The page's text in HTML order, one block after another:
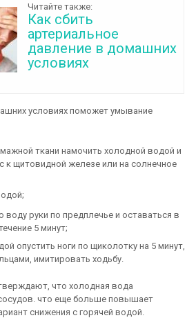
Читайте также:
Как сбить
артериальное
давление в домашних
условиях
условиях поможет умывание
ткани намочить холодной водой и
к щитовидной железе или на солнечное
воду руки по предплечье и оставаться в
5 минут;
опустить ноги по щиколотку на 5 минут,
имитировать ходьбу.
что холодная вода
что еще больше повышает
снижения с горячей водой.